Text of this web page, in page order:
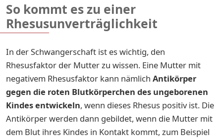
So kommt es zu einer
Rhesusunverträglichkeit
In der Schwangerschaft ist es wichtig, den
Rhesusfaktor der Mutter zu wissen. Eine Mutter mit
negativem Rhesusfaktor kann nämlich Antikörper
gegen die roten Blutkörperchen des ungeborenen
Kindes entwickeln, wenn dieses Rhesus positiv ist. Die
Antikörper werden dann gebildet, wenn die Mutter mit
dem Blut ihres Kindes in Kontakt kommt, zum Beispiel